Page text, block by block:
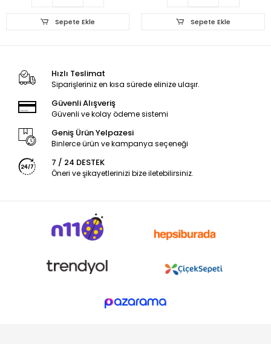
Sepete Ekle Sepete Ekle
Hızlı Teslimat
Siparişleriniz en kısa sürede elinize ulaşır.
Güvenli Alışveriş
Güvenli ve kolay ödeme sistemi
Geniş Ürün Yelpazesi
Binlerce ürün ve kampanya seçeneği
7 / 24 DESTEK
Öneri ve şikayetlerinizi bize iletebilirsiniz.